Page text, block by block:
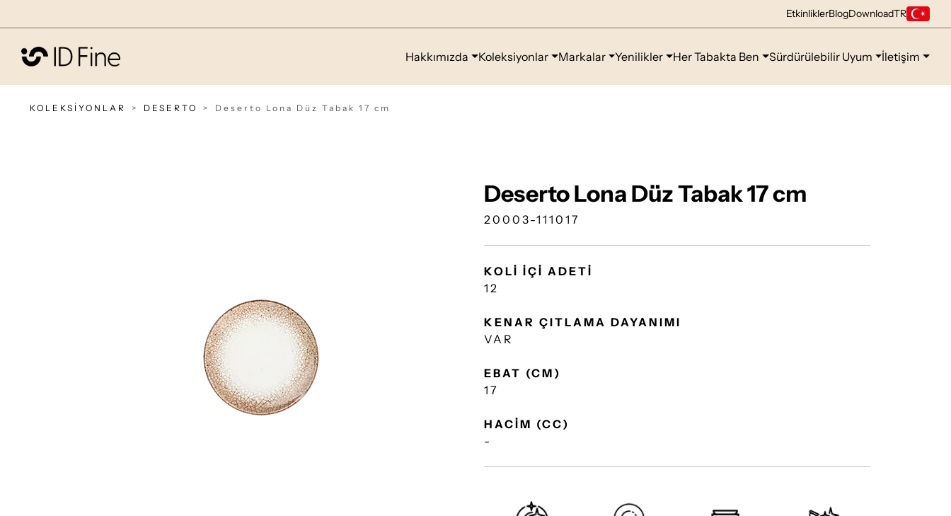
EtkinliklerBlogDownloadTR
Hakkımızda Koleksiyonlar Markalar Yenilikler Her Tabakta Ben Sürdürülebilir Uyum İletişim
KOLEKSİYONLAR DESERTO Deserto Lona Düz Tabak 17 cm
Deserto Lona Düz Tabak 17 cm
20003-111017
KOLİ İÇİ ADETİ
12
KENAR ÇITLAMA DAYANIMI
VAR
EBAT (CM)
17
HACİM (CC)
-